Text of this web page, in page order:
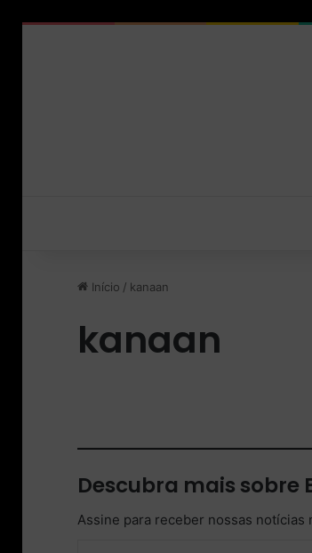
Início / kanaan
kanaan
Descubra mais sobre
Assine para receber nossas notícias